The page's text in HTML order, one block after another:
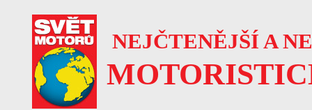
NEJČTENĚJŠÍ A